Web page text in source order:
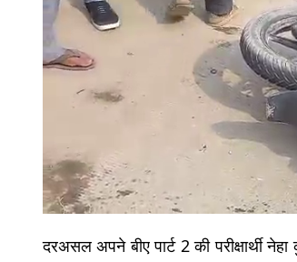
दरअसल अपने बीए पार्ट 2 की परीक्षार्थी